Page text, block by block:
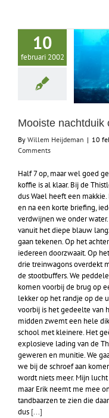
10
februari 2002
Mooiste
By Willem Heijdeman | 10
Comments
Half 7 op, maar wel goed
koffie is al klaar. Bij de
dus Wael heeft een
en na een korte briefing,
verdwijnen we onder
vanuit het diepe blauw
gaan tekenen. Op het
iedereen doorzwaait. Op
drie treinwagons overdekt
de stootbuffers. We
komen voorbij de brug op
lekker op het randje op de
voorbij is het gedeelte van
midden zwemt een hele
school met kleinere. Het
explosieve lading van de
geweren en munitie. We
we bij de schroef aan
wordt niets meer. Mijn
maar Erik neemt me mee
tandbaarzen te zien die
dus [...]